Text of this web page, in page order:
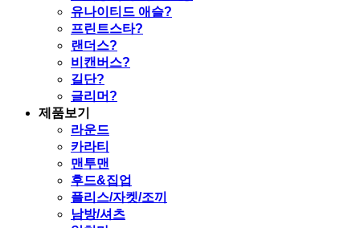
유나이티드 애슬?
프린트스타?
랜더스?
비캔버스?
길단?
글리머?
제품보기
라운드
카라티
맨투맨
후드&집업
플리스/자켓/조끼
남방/셔츠